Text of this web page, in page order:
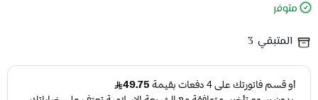
متوفر
المتبقي 3